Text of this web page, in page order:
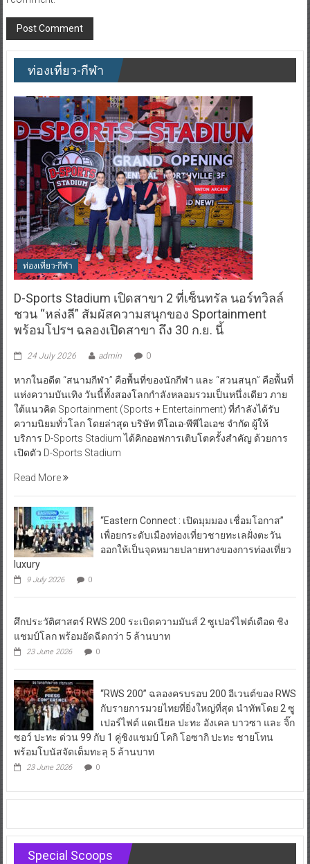
ท่องเที่ยว-กีฬา
ท่องเที่ยว-กีฬา
D-Sports Stadium เปิดสาขา 2 ที่เซ็นทรัล นอร์ทวิลล์
ชวน “หล่งลี” สัมผัสความสนุกของ Sportainment
พร้อมโปรฯ ฉลองเปิดสาขา ถึง 30 ก.ย. นี้
24 July 2026 admin 0
หากในอดีต “สนามกีฬา” คือพื้นที่ของนักกีฬา และ “สวนสนุก” คือพื้นที่
แห่งความบันเทิง วันนี้ทั้งสองโลกกำลังหลอมรวมเป็นหนึ่งเดียว ภาย
ใต้แนวคิด Sportainment (Sports + Entertainment) ที่กำลังได้รับ
ความนิยมทั่วโลก โดยล่าสุด บริษัท ทีโอเอ-พีพีไอเอช จำกัด ผู้ให้
บริการ D-Sports Stadium ได้คิกออฟการเติบโตครั้งสำคัญ ด้วยการ
เปิดตัว D-Sports Stadium
Read More
“Eastern Connect : เปิดมุมมอง เชื่อมโอกาส”
เพื่อยกระดับเมืองท่องเที่ยวชายทะเลฝั่งตะวัน
ออกให้เป็นจุดหมายปลายทางของการท่องเที่ยว
luxury
9 July 2026 0
ศึกประวัติศาสตร์ RWS 200 ระเบิดความมันส์ 2 ซูเปอร์ไฟต์เดือด ชิง
แชมป์โลก พร้อมอัดฉีดกว่า 5 ล้านบาท
23 June 2026 0
“RWS 200” ฉลองครบรอบ 200 อีเวนต์ของ RWS
กับรายการมวยไทยที่ยิ่งใหญ่ที่สุด นำทัพโดย 2 ซู
เปอร์ไฟต์ แดเนียล ปะทะ อังเคล บาวซา และ จิ๊ก
ซอว์ ปะทะ ด่วน 99 กับ 1 คู่ชิงแชมป์ โคกิ โอซากิ ปะทะ ชายโทน
พร้อมโบนัสจัดเต็มทะลุ 5 ล้านบาท
23 June 2026 0
Special Scoops